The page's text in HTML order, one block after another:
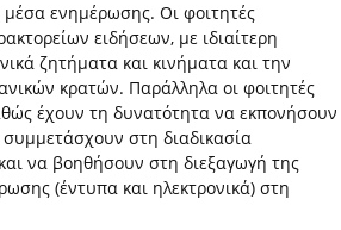
ενημέρωσης. Οι φοιτητές
ειδήσεων, με ιδιαίτερη
ζητήματα και κινήματα και την
κρατών. Παράλληλα οι φοιτητές
έχουν τη δυνατότητα να εκπονήσουν
στη διαδικασία
να βοηθήσουν στη διεξαγωγή της
(έντυπα και ηλεκτρονικά) στη